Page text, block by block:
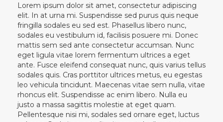
Lorem ipsum dolor sit amet, consectetur adipiscing
elit. In at urna mi. Suspendisse sed purus quis neque
fringilla sodales eu sed est. Phasellus libero nunc,
sodales eu vestibulum id, facilisis posuere mi. Donec
mattis sem sed ante consectetur accumsan. Nunc
eget ligula vitae lorem fermentum ultrices a eget
ante. Fusce eleifend consequat nunc, quis varius tellus
sodales quis. Cras porttitor ultrices metus, eu egestas
leo vehicula tincidunt. Maecenas vitae sem nulla, vitae
rhoncus elit. Suspendisse ac enim libero. Nulla eu
justo a massa sagittis molestie at eget quam.
Pellentesque nisi mi, sodales sed ornare eget, luctus